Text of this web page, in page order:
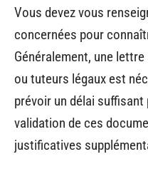
Vous devez vous
concernées pour
Généralement, une
ou tuteurs légaux est
prévoir un délai
validation de ces
justificatives